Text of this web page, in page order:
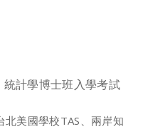
計學博士班入學考試
美國學校TAS、兩岸知